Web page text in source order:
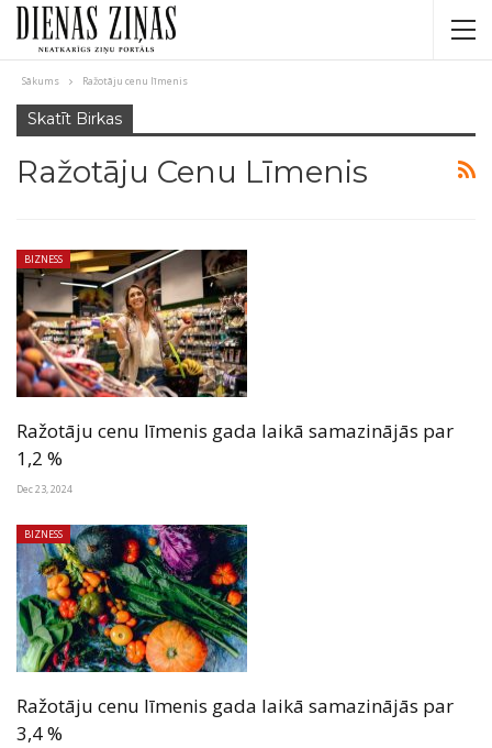
Sākums Ražotāju cenu līmenis
Skatīt Birkas
Ražotāju Cenu Līmenis
BIZNESS
Ražotāju cenu līmenis gada laikā samazinājās par
1,2 %
Dec 23, 2024
BIZNESS
Ražotāju cenu līmenis gada laikā samazinājās par
3,4 %